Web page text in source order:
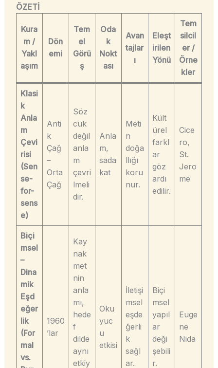
ÖZETİ
Kura
m /
Yakl
aşım
Dön
emi
Tem
el
Görü
ş
Oda
k
Nokt
ası
Avan
tajlar
ı
Eleşt
irilen
Yönü
Tem
silcil
er /
Örne
kler
Klasi
k
Anla
m
Çevi
risi
(Sen
se-
for-
sens
e)
Anti
k
Çağ
–
Orta
Çağ
Söz
cük
değil
anla
m
çevri
lmeli
dir.
Anla
m,
sada
kat
Meti
n
doğa
llığı
koru
nur.
Kült
ürel
farkl
ar
göz
ardı
edilir.
Cice
ro,
St.
Jero
me
Biçi
msel
–
Dina
mik
Eşd
eğer
lik
(For
mal
vs.
1960
’lar
Kay
nak
met
nin
anla
mı,
hede
f
dilde
aynı
etkiy
Oku
yuc
u
etkisi
İletişi
msel
eşde
ğerli
k
sağl
ar.
Biçi
msel
yapıl
ar
deği
şebili
r.
Euge
ne
Nida